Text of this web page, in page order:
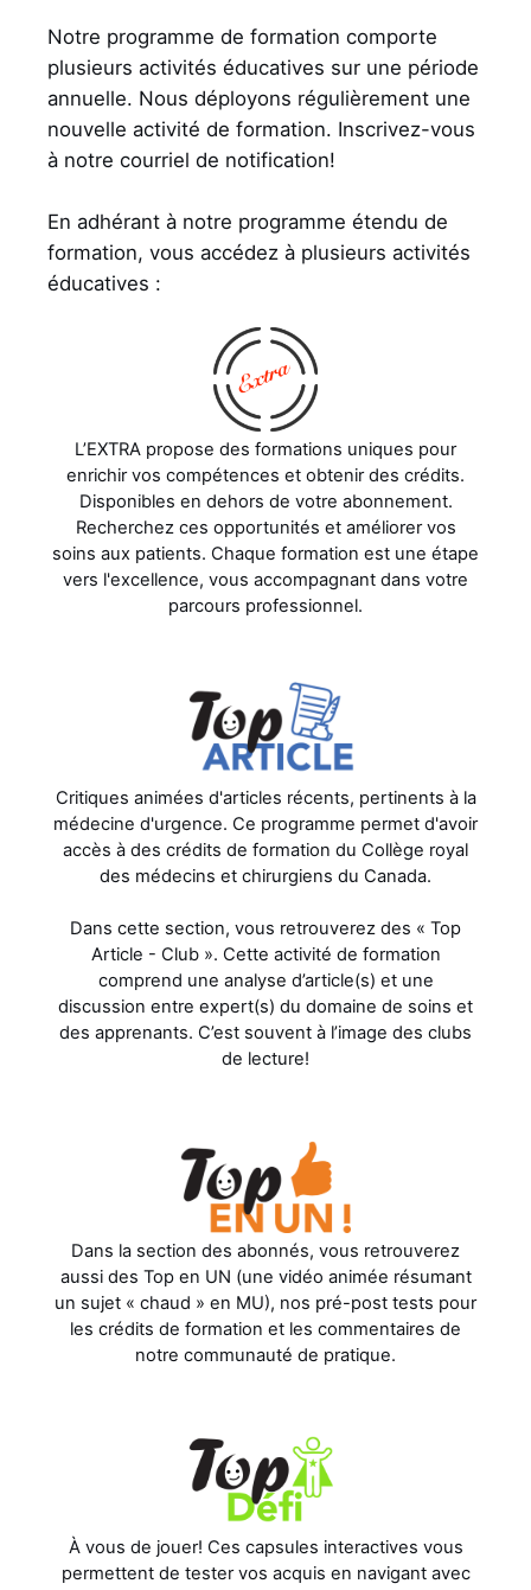
Notre programme de formation comporte
plusieurs activités éducatives sur une période
annuelle. Nous déployons régulièrement une
nouvelle activité de formation. Inscrivez-vous
à notre courriel de notification!
En adhérant à notre programme étendu de
formation, vous accédez à plusieurs activités
éducatives :
L’EXTRA propose des formations uniques pour
enrichir vos compétences et obtenir des crédits.
Disponibles en dehors de votre abonnement.
Recherchez ces opportunités et améliorer vos
soins aux patients. Chaque formation est une étape
vers l'excellence, vous accompagnant dans votre
parcours professionnel.
Critiques animées d'articles récents, pertinents à la
médecine d'urgence. Ce programme permet d'avoir
accès à des crédits de formation du Collège royal
des médecins et chirurgiens du Canada.
Dans cette section, vous retrouverez des « Top
Article - Club ». Cette activité de formation
comprend une analyse d’article(s) et une
discussion entre expert(s) du domaine de soins et
des apprenants. C’est souvent à l’image des clubs
de lecture!
Dans la section des abonnés, vous retrouverez
aussi des Top en UN (une vidéo animée résumant
un sujet « chaud » en MU), nos pré-post tests pour
les crédits de formation et les commentaires de
notre communauté de pratique.
À vous de jouer! Ces capsules interactives vous
permettent de tester vos acquis en navigant avec